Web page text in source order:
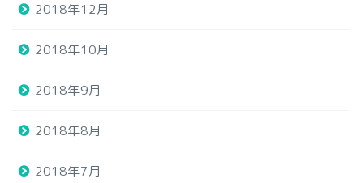
2018年12月
2018年10月
2018年9月
2018年8月
2018年7月